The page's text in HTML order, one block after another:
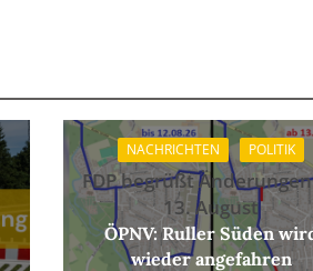
NACHRICHTEN POLITIK
FDP begrüßt
13. August
ÖPNV: Ruller Süden
wieder angefahren